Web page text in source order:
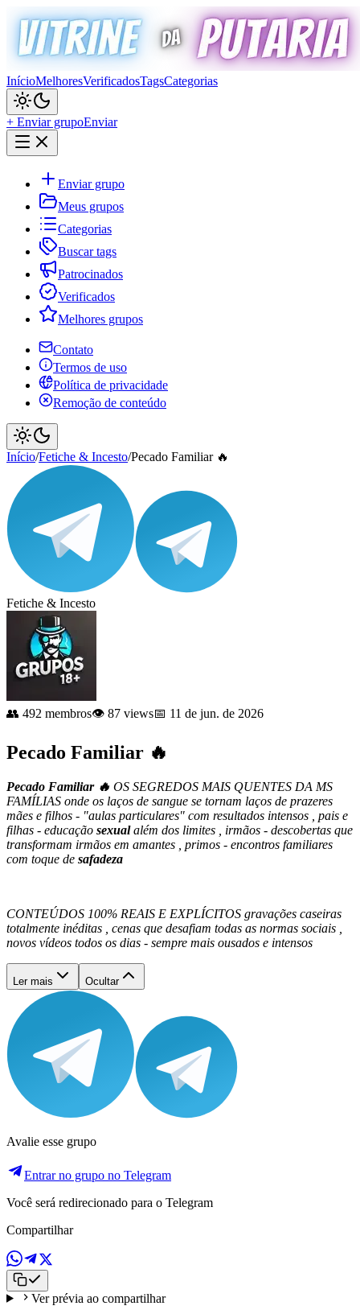
InícioMelhoresVerificadosTagsCategorias
+ Enviar grupoEnviar
Enviar grupo
Meus grupos
Categorias
Buscar tags
Patrocinados
Verificados
Melhores grupos
Contato
Termos de uso
Política de privacidade
Remoção de conteúdo
Início/Fetiche & Incesto/Pecado Familiar 🔥
Fetiche & Incesto
👥 492 membros👁️ 87 views📅 11 de jun. de 2026
Pecado Familiar 🔥
Pecado Familiar 🔥 OS SEGREDOS MAIS QUENTES DA MS
FAMÍLIAS onde os laços de sangue se tornam laços de prazeres
mães e filhos - "aulas particulares" com resultados intensos , pais e
filhas - educação sexualalém dos limites , irmãos - descobertas que
transformam irmãos em amantes , primos - encontros familiares
com toque de safadeza
CONTEÚDOS 100% REAIS E EXPLÍCITOS gravações caseiras
totalmente inéditas , cenas que desafiam todas as normas sociais ,
novos vídeos todos os dias - sempre mais ousados e intensos
Ler mais Ocultar
Avalie esse grupo
Entrar no grupo no Telegram
Você será redirecionado para o Telegram
Compartilhar
Ver prévia ao compartilhar